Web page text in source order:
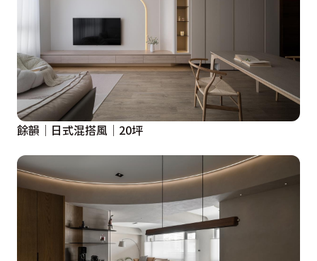
餘韻│日式混搭風│20坪